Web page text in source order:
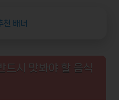
드시 맛봐야 할 음식